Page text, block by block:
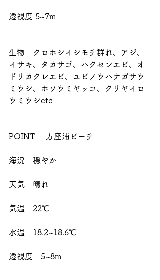
透視度 5~7m
生物　クロホシイシモチ群れ、アジ、
イサキ、タカサゴ、ハクセンエビ、オ
ドリカクレエビ、ユビノウハナガサウ
ミウシ、ホソウミヤッコ、クリヤイロ
ウミウシetc
POINT 　方座浦ビーチ
海況　穏やか
天気　晴れ
気温　22℃
水温　18.2~18.6℃
透視度　5~8m